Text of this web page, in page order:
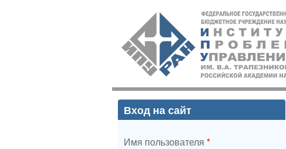
ИПУ
РАН
Вход на сайт
Имя пользователя *